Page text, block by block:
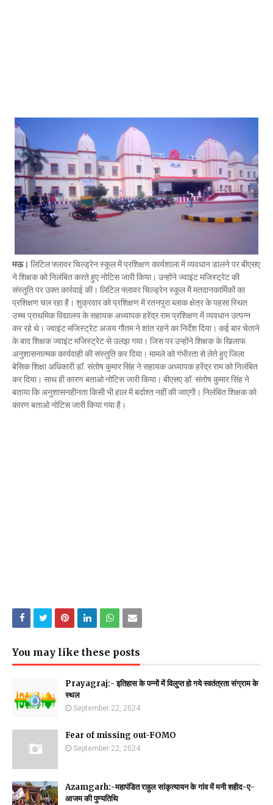
Mau Beat Media-Dec 24 2022
Mau:-यूपी में अब रात 11.00 बजे के बाद नहीं चलेंगी रोडवेज बसें
Mau Beat Media Dec 21 2022
Mau:- V-Mart को जिला प्रशासन ने किया सील
Mau Beat Media- Dec 19 2022
Mau:-माफिया मुख्तार अंसारी के सहयोगी रफीक पर बड़ी
Mau Beat Media-Dec 14 2022
Mau:- प्री बोर्ड टापर्स को किया गया सम्मानित
Mau Beat Media
Mau:-जिलाधिकारी ने गुंडा एक्ट के तहत 10 लोगों को किया जिला
Mau Beat Media-Dec 10 2022
Mau:-मऊ के काजीटोला निवासी गौरव वर्मा बने आइएएस
Mau Beat Media-Dec 06 2022
Mau:-शिव धनुष भंग,राम बारात कल
Mau Beat Media-Nov 28 2022
Mau:-जांच में 74 खाद्य नमूनों में 19 में मिली मिलावट
Mau Beat Media-Nov 15 2022
Mau:-जिला पंचायत सदस्य प्रतिनिधि को बनाया बंधक
Mau Beat Media -Nov 14 2022
Mau:-सांप को हाथ में लपेटे में पहुंचा युवक अस्पताल, मची अफरा
Mau Beat Media-Nov 14 2022
Prayagraj:- इतिहास के पन्नों में विलुप्त हो गये स्वतंत्रता
मऊ। लिटिल फ्लावर चिल्ड्रेन स्कूल में प्रशिक्षण कार्यशाला में व्यवधान डालने पर बीएसए
ने शिक्षक को निलंबित करते हुए नोटिस जारी किया। उन्होंने ज्वाइंट मजिस्ट्रेट की
संस्तुति पर उक्त कार्रवाई की। लिटिल फ्लावर चिल्ड्रेन स्कूल मेें मतदानकार्मिकों का
प्रशिक्षण चल रहा है। शुक्रवार को प्रशिक्षण में रतनपुरा ब्लाक क्षेत्र के पहसा स्थित
उच्च प्राथमिक विद्यालय के सहायक अध्यापक हरेंद्र राम प्रशिक्षण में व्यवधान उत्पन्न
कर रहे थे। ज्वाइंट मजिस्ट्रेट अजय गौतम ने शांत रहने का निर्देश दिया। कई बार चेताने
के बाद शिक्षक ज्वाइंट मजिस्ट्रेट से उलझ गया। जिस पर उन्होंने शिक्षक के खिलाफ
अनुशासनात्मक कार्यवाही की संस्तुति कर दिया। मामले को गंभीरता से लेते हुए जिला
बेसिक शिक्षा अधिकारी डॉ. संतोष कुमार सिंह ने सहायक अध्यापक हरेंद्र राम को निलंबित
कर दिया। साथ ही कारण बताओ नोटिस जारी किया। बीएसए डॉ. संतोष कुमार सिंह ने
बताया कि अनुशासनहीनता किसी भी हाल में बर्दाश्त नहीं की जाएगी। निलंबित शिक्षक को
कारण बताओ नोटिस जारी किया गया है।
You may like these posts
Prayagraj:- इतिहास के पन्नों में विलुप्त हो गये स्वतंत्रता संग्राम के
स्थल
September 22, 2024
Fear of missing out-FOMO
September 22, 2024
Azamgarh:-महापंडित राहुल सांकृत्यायन के गांव में मनी शहीद-ए-
आजम की पुण्यतिथि